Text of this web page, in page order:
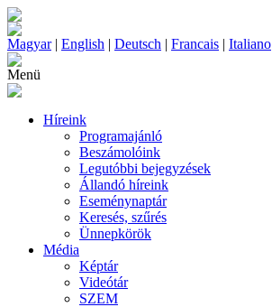
Magyar| English | Deutsch | Francais | Italiano
Menü
Híreink
Programajánló
Beszámolóink
Legutóbbi bejegyzések
Állandó híreink
Eseménynaptár
Keresés, szűrés
Ünnepkörök
Média
Képtár
Videótár
SZEM